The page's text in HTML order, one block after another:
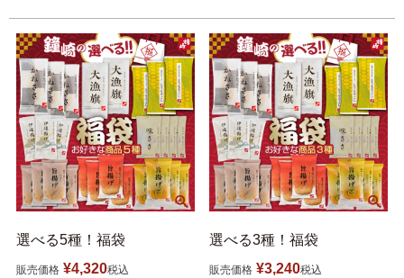
選べる5種！福袋
販売価格 ¥4,320税込
選べる3種！福袋
販売価格 ¥3,240税込